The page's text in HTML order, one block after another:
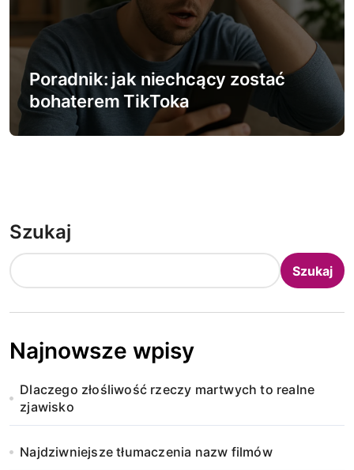
Poradnik: jak niechcący zostać
bohaterem TikToka
Szukaj
Szukaj
Najnowsze wpisy
Dlaczego złośliwość rzeczy martwych to realne
zjawisko
Najdziwniejsze tłumaczenia nazw filmów